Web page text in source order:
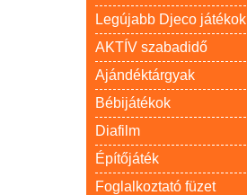
Legújabb Djeco játékok
AKTÍV szabadidő
Ajándéktárgyak
Bébijátékok
Diafilm
Építőjáték
Foglalkoztató füzet